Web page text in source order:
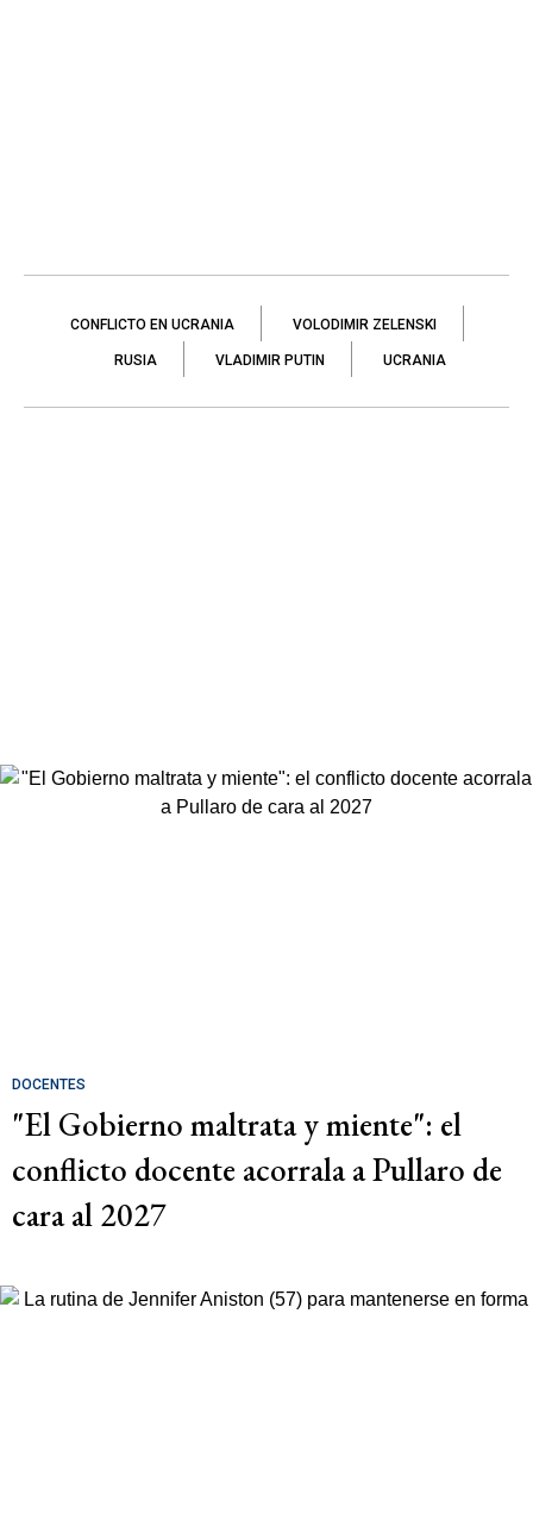
CONFLICTO EN UCRANIA VOLODIMIR ZELENSKI
RUSIA VLADIMIR PUTIN UCRANIA
DOCENTES
"El Gobierno maltrata y miente": el
conflicto docente acorrala a Pullaro de
cara al 2027